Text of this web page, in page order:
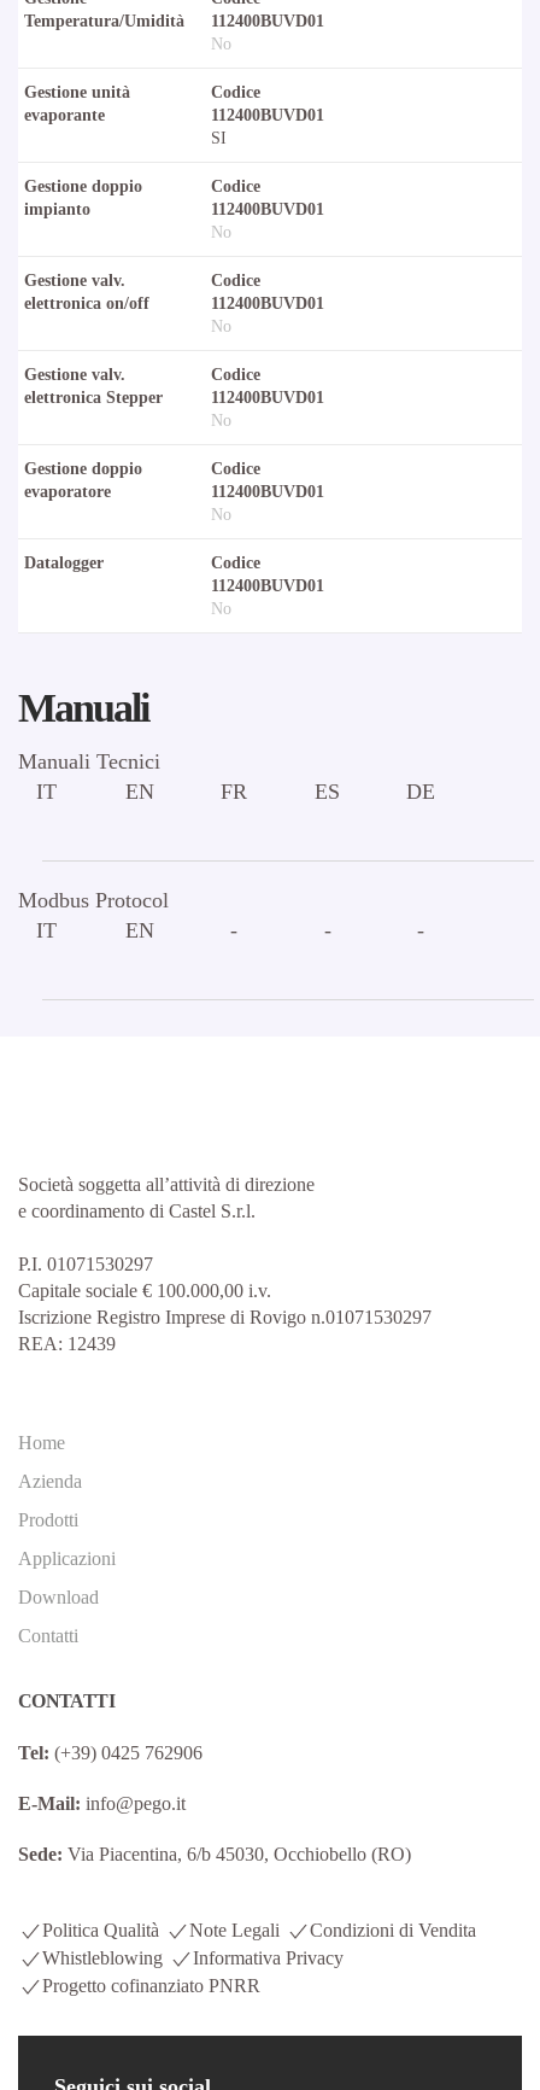
Temperatura/Umidità
112400BUVD01
No
Gestione unità
evaporante
Codice
112400BUVD01
SI
Gestione doppio
impianto
Codice
112400BUVD01
No
Gestione valv.
elettronica on/off
Codice
112400BUVD01
No
Gestione valv.
elettronica Stepper
Codice
112400BUVD01
No
Gestione doppio
evaporatore
Codice
112400BUVD01
No
Datalogger
Codice
112400BUVD01
No
Manuali
Manuali Tecnici
IT
EN FR ES DE
Modbus Protocol
IT
EN - - -
Società soggetta all’attività di direzione
e coordinamento di Castel S.r.l.
P.I. 01071530297
Capitale sociale € 100.000,00 i.v.
Iscrizione Registro Imprese di Rovigo n.01071530297
REA: 12439
Home
Azienda
Prodotti
Applicazioni
Download
Contatti
CONTATTI
Tel: (+39) 0425 762906
E-Mail: info@pego.it
Sede: Via Piacentina, 6/b 45030, Occhiobello (RO)
Politica Qualità Note Legali
Condizioni di Vendita
Whistleblowing
Informativa Privacy
Progetto cofinanziato PNRR